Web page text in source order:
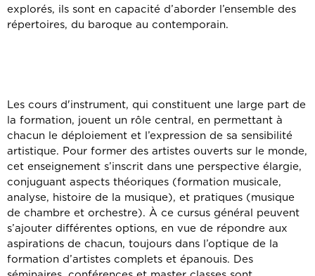
explorés, ils sont en capacité d’aborder l’ensemble des
répertoires, du baroque au contemporain.
Les cours d'instrument, qui constituent une large part de
la formation, jouent un rôle central, en permettant à
chacun le déploiement et l’expression de sa sensibilité
artistique. Pour former des artistes ouverts sur le monde,
cet enseignement s’inscrit dans une perspective élargie,
conjuguant aspects théoriques (formation musicale,
analyse, histoire de la musique), et pratiques (musique
de chambre et orchestre). À ce cursus général peuvent
s’ajouter différentes options, en vue de répondre aux
aspirations de chacun, toujours dans l’optique de la
formation d’artistes complets et épanouis. Des